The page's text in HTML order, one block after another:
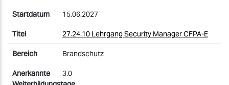
15.06.2027
27.24.10 Lehrgang Security Manager CFPA-E
Brandschutz
3.0